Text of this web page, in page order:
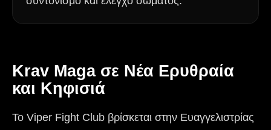
Krav Maga σε Νέα Ερυθραία
και Κηφισιά
Το Viper Fight Club βρίσκεται στην Ευαγγελιστρίας